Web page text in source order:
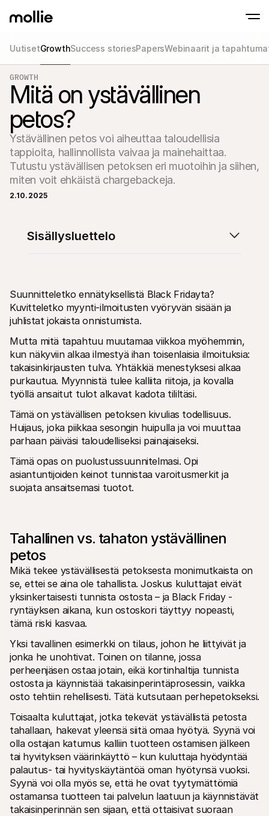
Tap to Pay iPhonella
Lue lisää
Hyväksy maksut
Verkkomaksut
Hyväksy ja hallinnoi
maksupäätteiden ja
avulla
Kassa
Tarjoa
optimoitu
Agentuureille
Tutustu Agency Partner Program -ohjelmaamme
Tekniset resurssit
Kehittäjien portaali
Tutustu kehittäjäresursseihin ja päivityksiin
Kirjastot
Integroi Mollie käyttävalmiisiin kirjastoihin
Discord-yhteisö
Liity kehittäjäyhteisöömme
Mollie
Tietoa Molliesta
Hinnoittelu
Meistä
Tutustu tarinaamme ja arvoihimme
Uutiset
Lue uusimmat Mollie-uutiset
Ota yhteyttä
Ostajille
Selvitä, miksi Mollie näkyy tiliotteessasi
Mollie-asiakkaille
Ota yhteyttä meidän asiakastukitiimiimme
Ota yhteyttä myyntiin
Tutustu, kuinka voimme auttaa yritystäsi
UutisetGrowthSuccess storiesPapersWebinaarit ja
GROWTH
Mitä on ystävällinen
petos?
Ystävällinen petos voi aiheuttaa taloudellisia
tappioita, hallinnollista vaivaa ja mainehaittaa.
Tutustu ystävällisen petoksen eri muotoihin ja siihen,
2.10.2025
Suunnitteletko ennätyksellistä Black Fridayta?
Kuvitteletko myynti-ilmoitusten vyöryvän sisään ja
juhlistat jokaista onnistumista.
Mutta mitä tapahtuu muutamaa viikkoa myöhemmin,
kun näkyviin alkaa ilmestyä ihan toisenlaisia ilmoituksia:
takaisinkirjausten tulva. Yhtäkkiä menestyksesi alkaa
purkautua. Myynnistä tulee kalliita riitoja, ja kovalla
työllä ansaitut tulot alkavat kadota tililtäsi.
Tämä on ystävällisen petoksen kivulias todellisuus.
Huijaus, joka piikkaa sesongin huipulla ja voi muuttaa
parhaan päiväsi taloudelliseksi painajaiseksi.
Tämä opas on puolustussuunnitelmasi. Opi
asiantuntijoiden keinot tunnistaa varoitusmerkit ja
suojata ansaitsemasi tuotot.
Tahallinen vs. tahaton ystävällinen
petos
Mikä tekee ystävällisestä petoksesta monimutkaista on
se, ettei se aina ole tahallista. Joskus kuluttajat eivät
yksinkertaisesti tunnista ostosta – ja Black Friday -
ryntäyksen aikana, kun ostoskori täyttyy nopeasti,
tämä riski kasvaa.
Yksi tavallinen esimerkki on tilaus, johon he liittyivät ja
jonka he unohtivat. Toinen on tilanne, jossa
perheenjäsen ostaa jotain, eikä kortinhaltija tunnista
ostosta ja käynnistää takaisinperintäprosessin, vaikka
osto tehtiin rehellisesti. Tätä kutsutaan perhepetokseksi.
Toisaalta kuluttajat, jotka tekevät ystävällistä petosta
tahallaan, hakevat yleensä siitä omaa hyötyä. Syynä voi
olla ostajan katumus kalliin tuotteen ostamisen jälkeen
tai hyvityksen väärinkäyttö – kun kuluttaja hyödyntää
palautus- tai hyvityskäytäntöä oman hyötynsä vuoksi.
Syynä voi olla myös se, että he ovat tyytymättömiä
ostamansa tuotteen tai palvelun laatuun ja käynnistävät
takaisinperinnän sen sijaan, että ottaisivat suoraan
Sisällysluettelo